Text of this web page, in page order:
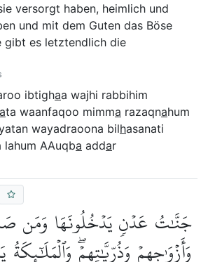
versorgt haben, heimlich und
und mit dem Guten das Böse
gibt es letztendlich die
ibtighaa wajhi rabbihim
ata waanfaqoo mimma razaqnahum
wayadraoona bilhasanati
lahum AAuqba addar
جَنَّٰتُ عَدۡنٖ يَدۡخُلُونَهَا وَمَن
وَأَزۡوَٰجِهِمۡ وَذُرِّيَّٰتِهِمۡۖ